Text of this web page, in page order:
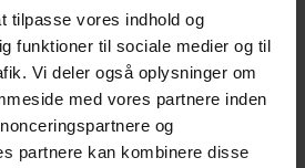
tilpasse vores indhold og
funktioner til sociale medier og til
Vi deler også oplysninger om
med vores partnere inden
og
partnere kan kombinere disse
informationskurser om
For yderligere
vores kurser og infomøder